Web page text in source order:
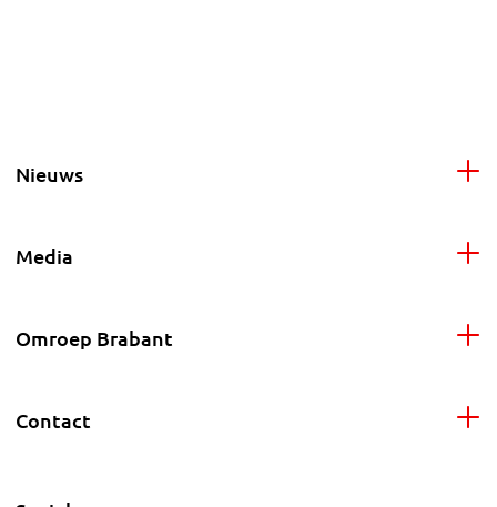
Nieuws
Media
Omroep Brabant
Contact